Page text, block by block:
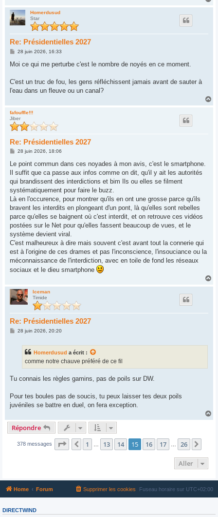
Homerdusud
Star
Re: Présidentielles 2027
M
s
g
28 juin 2026, 16:33
Moi ce qui me perturbe c'est le nombre de noyés en ce moment.
C'est un truc de fou, les gens réfléchissent jamais avant de sauter à
l'eau dans un fleuve ou un canal?
a
fafouffle!!!
Jiber
Re: Présidentielles 2027
M
s
a
g
28 juin 2026, 18:06
Le point commun dans ces noyades à mon avis, c'est le smartphone.
Il suffit que ca passe aux infos comme on dit, qu'il y ait les autorités
qui brandissent des interdictions et bim Ils ou elles se filment
systématiquement pour faire le buzz.
Là en l'occurence, pour montrer qu'ils en ont une grosse parce qu'ils
bravent les interdits en plongeant d'un pont, là qu'elles sont rebelles
parce qu'elles se baignent où c'est interdit, et on retrouve ces vidéos
postées sur le Net pour qu'elles fassent beaucoup de vues, et le
système devient viral.
C'est malheureux à dire mais souvent c'est avant tout la connerie qui
est à l'origine de ces drames et pas l'inconscience, l'insouciance ou la
méconnaissance de l'interdiction, avec en toile de fond les réseaux
sociaux et le dieu smartphone
Iceman
Timide
Re: Présidentielles 2027
M28 juin 2026, 20:20
Homerdusud a écrit :
comme notre chauve préféré de ce fil
Tu connais les règles gamins, pas de poils sur DW.
Pour tes boules pas de soucis, tu peux laisser tes deux poils
juvéniles se battre en duel, on fera exception.
a
Répondre
378 messages Page 15 sur 26
Précédent
1 13 14 15 16 17 26
Aller
Home Forum Fuseau horaire sur UTC+02:00
Supprimer les cookies
DIRECTWIND